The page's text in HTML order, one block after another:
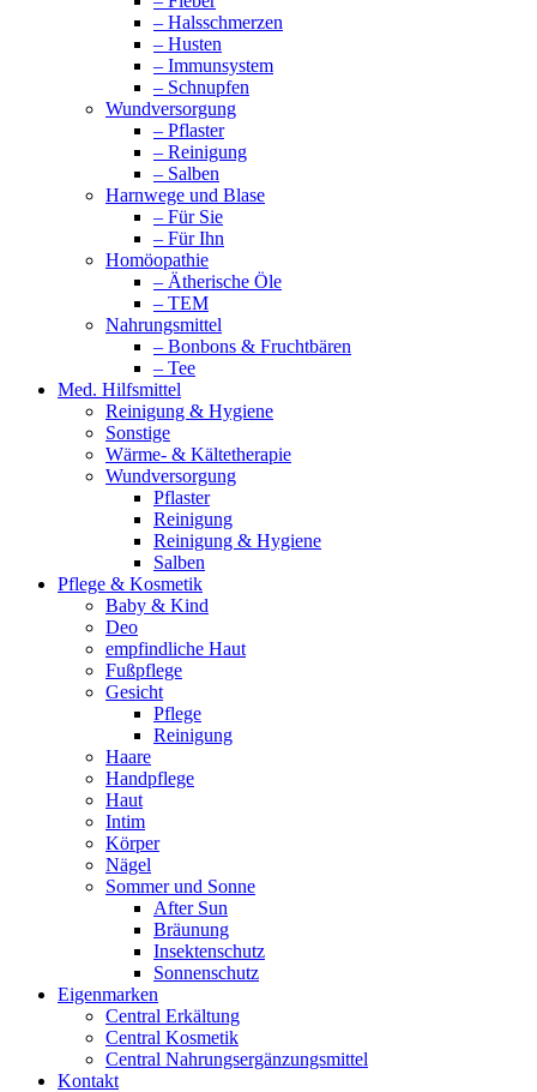
– Halsschmerzen
– Husten
– Immunsystem
– Schnupfen
Wundversorgung
– Pflaster
– Reinigung
– Salben
Harnwege und Blase
– Für Sie
– Für Ihn
Homöopathie
– Ätherische Öle
– TEM
Nahrungsmittel
– Bonbons & Fruchtbären
– Tee
Med. Hilfsmittel
Reinigung & Hygiene
Sonstige
Wärme- & Kältetherapie
Wundversorgung
Pflaster
Reinigung
Reinigung & Hygiene
Salben
Pflege & Kosmetik
Baby & Kind
Deo
empfindliche Haut
Fußpflege
Gesicht
Pflege
Reinigung
Haare
Handpflege
Haut
Intim
Körper
Nägel
Sommer und Sonne
After Sun
Bräunung
Insektenschutz
Sonnenschutz
Eigenmarken
Central Erkältung
Central Kosmetik
Central Nahrungsergänzungsmittel
Kontakt